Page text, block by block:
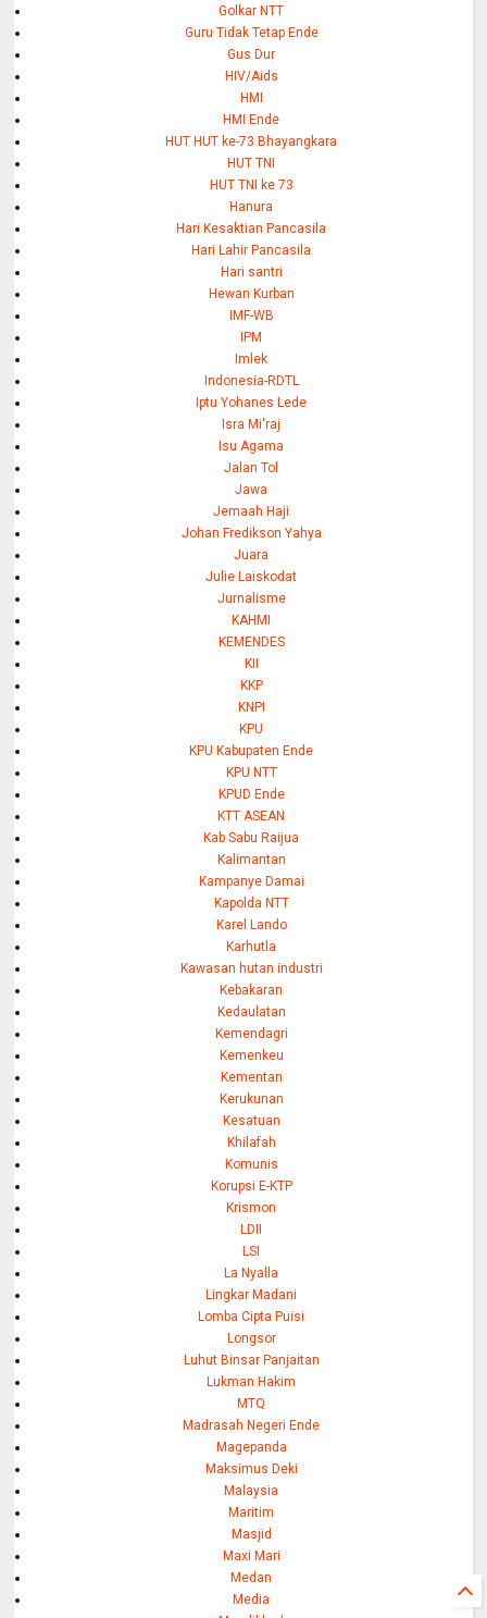
Golkar NTT
Guru Tidak Tetap Ende
Gus Dur
HIV/Aids
HMI
HMI Ende
HUT HUT ke-73 Bhayangkara
HUT TNI
HUT TNI ke 73
Hanura
Hari Kesaktian Pancasila
Hari Lahir Pancasila
Hari santri
Hewan Kurban
IMF-WB
IPM
Imlek
Indonesia-RDTL
Iptu Yohanes Lede
Isra Mi'raj
Isu Agama
Jalan Tol
Jawa
Jemaah Haji
Johan Fredikson Yahya
Juara
Julie Laiskodat
Jurnalisme
KAHMI
KEMENDES
KII
KKP
KNPI
KPU
KPU Kabupaten Ende
KPU NTT
KPUD Ende
KTT ASEAN
Kab Sabu Raijua
Kalimantan
Kampanye Damai
Kapolda NTT
Karel Lando
Karhutla
Kawasan hutan industri
Kebakaran
Kedaulatan
Kemendagri
Kemenkeu
Kementan
Kerukunan
Kesatuan
Khilafah
Komunis
Korupsi E-KTP
Krismon
LDII
LSI
La Nyalla
Lingkar Madani
Lomba Cipta Puisi
Longsor
Luhut Binsar Panjaitan
Lukman Hakim
MTQ
Madrasah Negeri Ende
Magepanda
Maksimus Deki
Malaysia
Maritim
Masjid
Maxi Mari
Medan
Media